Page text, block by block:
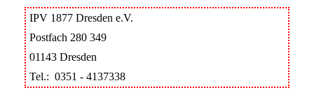
IPV 1877 Dresden e.V.
Postfach 280 349
01143 Dresden
Tel.: 0351 - 4137338